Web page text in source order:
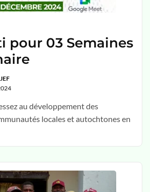
pour 03 Semaines
au développement des
locales et autochtones en